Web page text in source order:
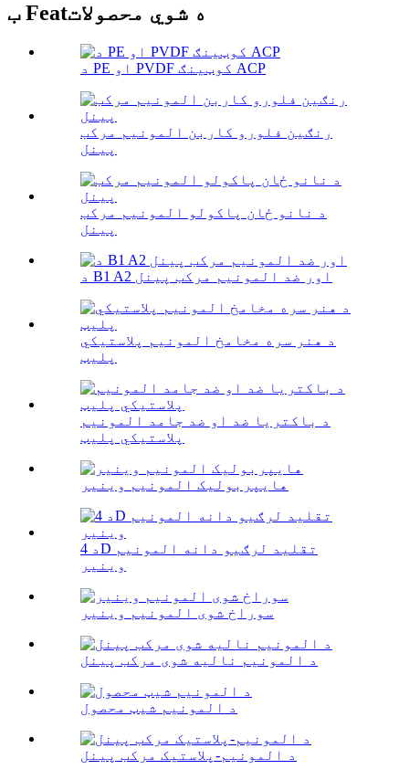
ب Featه شوي محصولات
د PE او PVDF کوټینګ ACP
رنګین فلورو کاربن المونیم مرکب
پینل
د نانو ځان پاکولو المونیم مرکب
پینل
د B1 A2 اور ضد المونیم مرکب پینل
د هنر سره مخامخ المونیم پلاستيکي
پلیټ
د باکتریا ضد او ضد جامد المونیم
پلاستيکي پلیټ
هایپربولیک المونیم وینیر
د 4D تقلید لرګیو دانه المونیم
وینیر
سوراخ شوی المونیم وینیر
د المونیم نالیه شوی مرکب پینل
د المونیم شیټ محصول
د المونیم-پلاستیک مرکب پینل